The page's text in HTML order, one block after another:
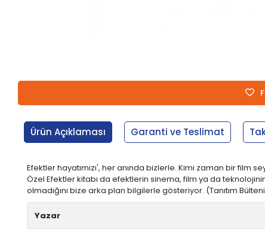
Ürün Açıklaması Garanti ve Teslimat
Efektler hayatımızı', her anında bizlerle. Kimi zaman bir film
Özel Efektler kitabı da efektlerin sinema, film ya da
olmadığını bize arka plan bilgilerle gösteriyor. (Tanıtım
Yazar